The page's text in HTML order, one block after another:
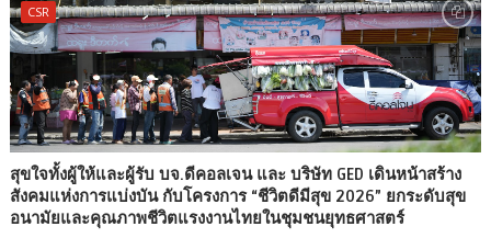
CSR
สุขใจทั้งผู้ให้และผู้รับ บจ.ดีคอลเจน และ บริษัท GED เดินหน้าสร้าง
สังคมแห่งการแบ่งบัน กับโครงการ “ชีวิตดีมีสุข 2026” ยกระดับสุข
อนามัยและคุณภาพชีวิตแรงงานไทยในชุมชนยุทธศาสตร์